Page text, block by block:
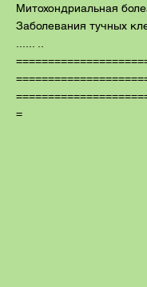
Митохондриальная
Заболевания тучных
=